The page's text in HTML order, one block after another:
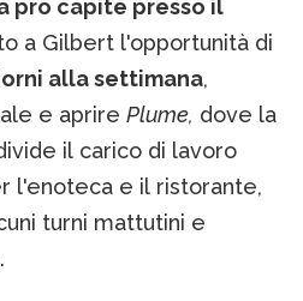
pro capite presso il
a Gilbert l'opportunità di
alla settimana,
e aprire Plume, dove la
il carico di lavoro
l'enoteca e il ristorante,
turni mattutini e